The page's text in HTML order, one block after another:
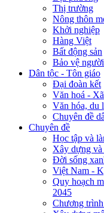
Thị trường
Nông thôn
Khởi nghiệp
Hàng Việt
Bất động sản
Bảo vệ
Dân tộc - Tôn giáo
Đại đoàn kết
Văn hoá -
Văn hóa, du
Chuyên đề
Chuyên đề
Học tập và
Xây dựng
Đời sống
Việt Nam -
Quy hoạch
2045
Chương